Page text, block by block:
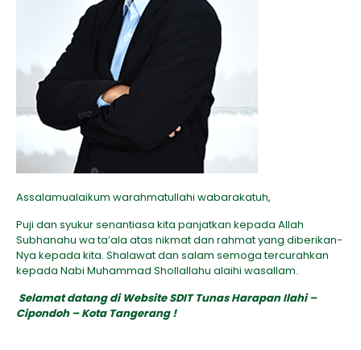
Assalamualaikum warahmatullahi wabarakatuh,
Puji dan syukur senantiasa kita panjatkan kepada Allah
Subhanahu wa ta’ala atas nikmat dan rahmat yang diberikan-
Nya kepada kita. Shalawat dan salam semoga tercurahkan
kepada Nabi Muhammad Shollallahu alaihi wasallam.
Selamat datang di Website SDIT Tunas Harapan Ilahi –
Cipondoh – Kota Tangerang !